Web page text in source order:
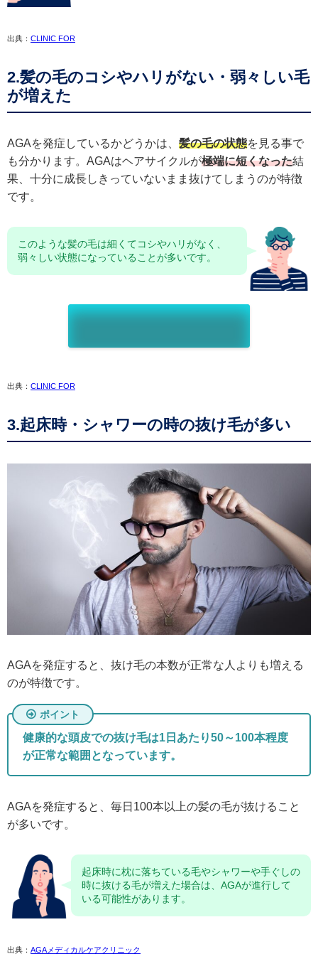
出典： CLINIC FOR
2.髪の毛のコシやハリがない・弱々しい毛
が増えた
AGAを発症しているかどうかは、 髪の毛の状態を見る事で
も分かります。AGAはヘアサイクルが極端に短くなった結
果、十分に成長しきっていないまま抜けてしまうのが特徴
です。
このような髪の毛は細くてコシやハリがなく、
弱々しい状態になっていることが多いです。
出典： CLINIC FOR
3.起床時・シャワーの時の抜け毛が多い
AGAを発症すると、抜け毛の本数が正常な人よりも増える
のが特徴です。
健康的な頭皮での抜け毛は1日あたり50～100本程度
が正常な範囲となっています。
AGAを発症すると、毎日100本以上の髪の毛が抜けること
が多いです。
起床時に枕に落ちている毛やシャワーや手ぐしの
時に抜ける毛が増えた場合は、AGAが進行して
いる可能性があります。
出典： AGAメディカルケアクリニック